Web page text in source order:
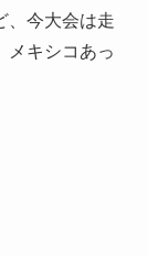
、今大会は走
メキシコあっ